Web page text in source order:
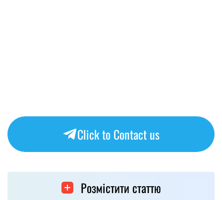
Click to Contact us
Розмістити статтю